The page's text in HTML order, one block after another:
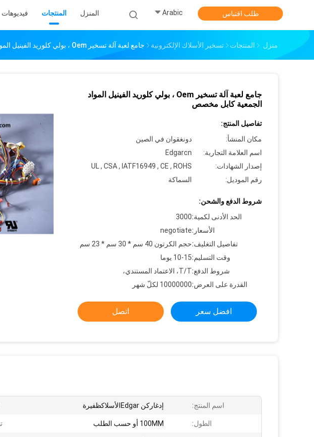
المنزل المنتجات فيديوهات Arabic طلب اقتباس
منزل المنتجات تسخير الأسلاك الإلكترونية جامع لعبة آلة تسخير Oem ، بولي كلوريد الفينيل المواد الجمعية كابل مخصص
جامع لعبة آلة تسخير Oem ، بولي كلوريد الفينيل المواد
الجمعية كابل مخصص
تفاصيل المنتج:
مكان المنشأ:
دونغقوان في الصين
اسم العلامة التجارية:
Edgarcn
إصدار الشهادات:
UL , CSA , IATF16949 , CE , ROHS
رقم الموديل:
السماكة
شروط الدفع والشحن:
الحد الأدنى لكمية:3000
الأسعار:negotiate
تفاصيل التغليف:حجم الكرتون 40 سم * 30 سم * 23 سم
وقت التسليم:10-15 يوما
شروط الدفع:T/T، الاعتماد المستندي،
القدرة على العرض:10000000 لكلّ شهر
افضل سعر اتصل
اسم المنتج: إدغاركن Edgarالأسلاكظفيرة
الطول: 100MM أو حسب الطلب